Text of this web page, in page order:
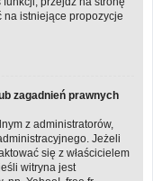
na istniejące propozycje
zagadnień prawnych
z administratorów,
Jeżeli
się z właścicielem
witryna jest